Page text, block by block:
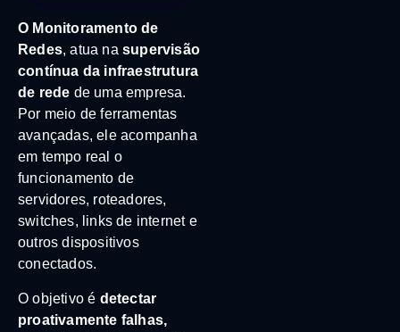
O Monitoramento de
Redes, atua na supervisão
contínua da infraestrutura
de rede de uma empresa.
Por meio de ferramentas
avançadas, ele acompanha
em tempo real o
funcionamento de
servidores, roteadores,
switches, links de internet e
outros dispositivos
conectados.
O objetivo é detectar
proativamente falhas,